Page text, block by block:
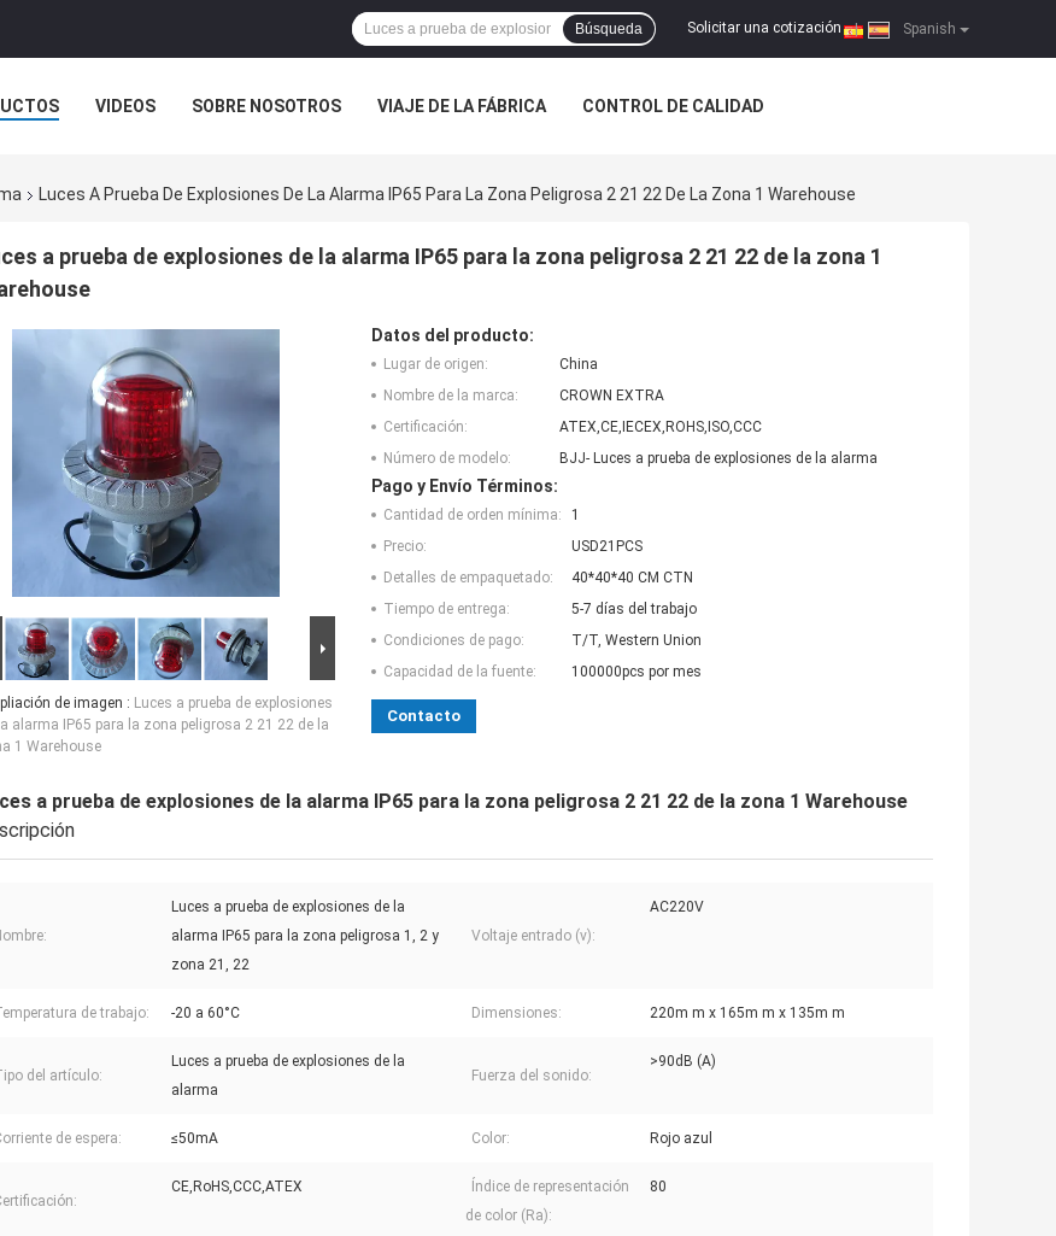
Spanish
Solicitar una cotización |
Búsqueda
VIDEOS SOBRE NOSOTROS VIAJE DE LA FÁBRICA CONTROL DE CALIDAD
Luces A Prueba De Explosiones De La Alarma IP65 Para La Zona Peligrosa 2 21 22 De La Zona 1 Warehouse
a prueba de explosiones de la alarma IP65 para la zona peligrosa 2 21 22 de la zona 1
de imagen : Luces a prueba de explosiones
alarma IP65 para la zona peligrosa 2 21 22 de la
1 Warehouse
Datos del producto:
Lugar de origen:
China
Nombre de la marca:
CROWN EXTRA
Certificación:
ATEX,CE,IECEX,ROHS,ISO,CCC
Número de modelo:
BJJ- Luces a prueba de explosiones de la alarma
Pago y Envío Términos:
Cantidad de orden mínima:
1
Precio:
USD21PCS
Detalles de empaquetado:
40*40*40 CM CTN
Tiempo de entrega:
5-7 días del trabajo
Condiciones de pago:
T/T, Western Union
Capacidad de la fuente:
100000pcs por mes
Contacto
a prueba de explosiones de la alarma IP65 para la zona peligrosa 2 21 22 de la zona 1 Warehouse
Luces a prueba de explosiones de la
alarma IP65 para la zona peligrosa 1, 2 y
zona 21, 22
Voltaje entrado (v):
AC220V
de trabajo: -20 a 60°C Dimensiones: 220m m x 165m m x 135m m
del artículo:
Luces a prueba de explosiones de la
alarma
Fuerza del sonido:
>90dB (A)
de espera: ≤50mA Color: Rojo azul
CE,RoHS,CCC,ATEX
Índice de representación
de color (Ra):
80